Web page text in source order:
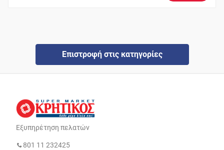
Επιστροφή στις κατηγορίες
Εξυπηρέτηση πελατών
801 11 232425